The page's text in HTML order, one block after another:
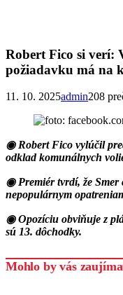
Robert Fico si verí:
požiadavku má na
11. 10. 2025admin208
◉ Robert Fico vylúčil
odklad komunálnych
◉ Premiér tvrdí, že
nepopulárnym
◉ Opozíciu obviňuje z
sú 13. dôchodky.
Mohlo by vás